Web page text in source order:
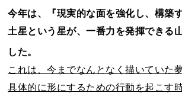
今年は、『現実的な面を強化し、構築
土星という星が、一番力を発揮できる
した。
これは、今までなんとなく描いていた
具体的に形にするための行動を起こす